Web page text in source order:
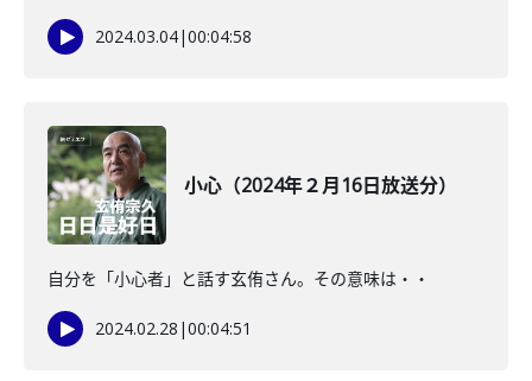
2024.03.04|00:04:58
小心（2024年２月16日放送分）
自分を「小心者」と話す玄侑さん。その意味は・・
2024.02.28 |00:04:51